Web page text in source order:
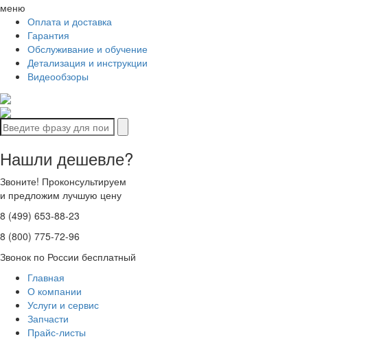
меню
Оплата и доставка
Гарантия
Обслуживание и обучение
Детализация и инструкции
Видеообзоры
Нашли дешевле?
Звоните! Проконсультируем
и предложим лучшую цену
8 (499) 653-88-23
8 (800) 775-72-96
Звонок по России бесплатный
Главная
О компании
Услуги и сервис
Запчасти
Прайс-листы